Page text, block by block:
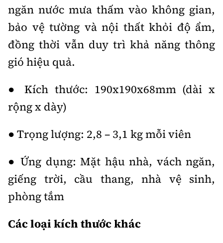
ngăn nước mưa thấm vào không gian,
bảo vệ tường và nội thất khỏi độ ẩm,
đồng thời vẫn duy trì khả năng thông
gió hiệu quả.
● Kích thước: 190x190x68mm (dài x
rộng x dày)
● Trọng lượng: 2,8 – 3,1 kg mỗi viên
● Ứng dụng: Mặt hậu nhà, vách ngăn,
giếng trời, cầu thang, nhà vệ sinh,
phòng tắm
Các loại kích thước khác